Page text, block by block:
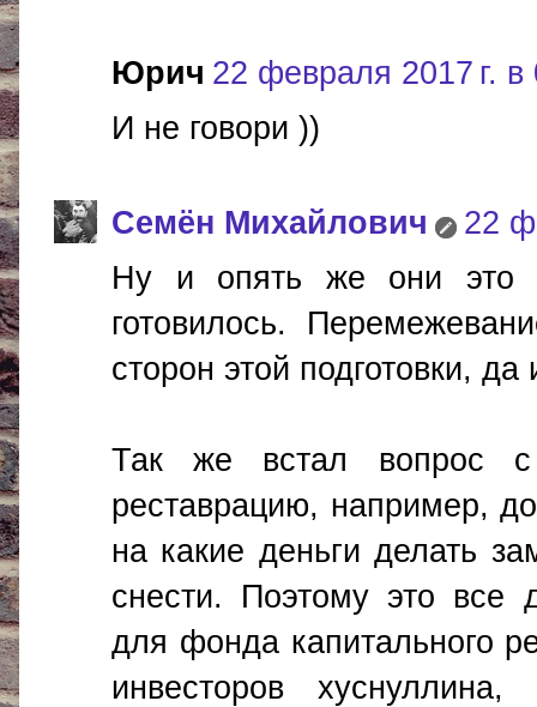
Юрич 22 февраля 2017 г. в
И не говори ))
Cемён Михайлович
22
Ну и опять же они это
готовилось.
сторон этой подготовки,
Так же встал вопрос
реставрацию, например,
на какие деньги делать
снести. Поэтому это все
для фонда капитального
инвесторов